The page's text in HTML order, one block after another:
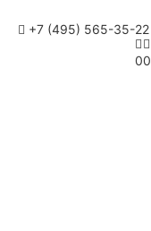
+7 (495) 565-35-22
00